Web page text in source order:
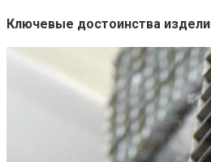
Ключевые достоинства